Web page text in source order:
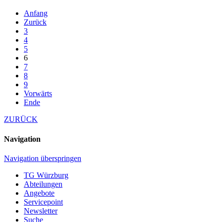
Anfang
Zurück
3
4
5
6
7
8
9
Vorwärts
Ende
ZURÜCK
Navigation
Navigation überspringen
TG Würzburg
Abteilungen
Angebote
Servicepoint
Newsletter
Suche